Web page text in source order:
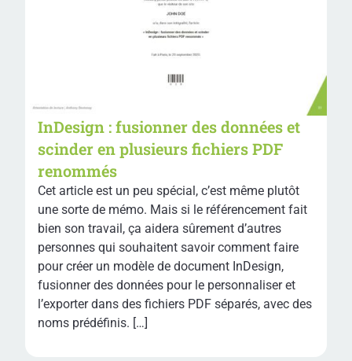
InDesign : fusionner des données et
scinder en plusieurs fichiers PDF
renommés
Cet article est un peu spécial, c’est même plutôt
une sorte de mémo. Mais si le référencement fait
bien son travail, ça aidera sûrement d’autres
personnes qui souhaitent savoir comment faire
pour créer un modèle de document InDesign,
fusionner des données pour le personnaliser et
l’exporter dans des fichiers PDF séparés, avec des
noms prédéfinis. […]